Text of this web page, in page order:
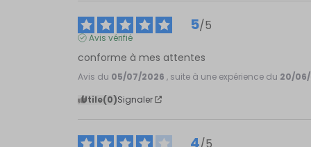
5/5
Avis vérifié
conforme à mes attentes
Avis du 05/07/2026 , suite à une expérience du 20/
Utile(0)Signaler
4/5